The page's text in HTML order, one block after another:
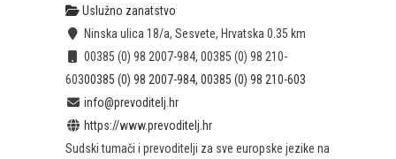
Uslužno zanatstvo
Ninska ulica 18/a, Sesvete, Hrvatska 0.35 km
00385 (0) 98 2007-984, 00385 (0) 98 210-
60300385 (0) 98 2007-984, 00385 (0) 98 210-603
info@prevoditelj.hr
https://www.prevoditelj.hr
Sudski tumači i prevoditelji za sve europske jezike na